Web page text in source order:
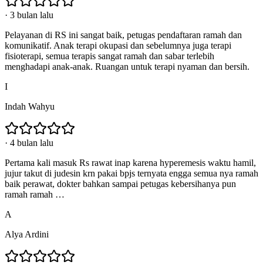
· 3 bulan lalu
Pelayanan di RS ini sangat baik, petugas pendaftaran ramah dan
komunikatif. Anak terapi okupasi dan sebelumnya juga terapi
fisioterapi, semua terapis sangat ramah dan sabar terlebih
menghadapi anak-anak. Ruangan untuk terapi nyaman dan bersih.
I
Indah Wahyu
· 4 bulan lalu
Pertama kali masuk Rs rawat inap karena hyperemesis waktu hamil,
jujur takut di judesin krn pakai bpjs ternyata engga semua nya ramah
baik perawat, dokter bahkan sampai petugas kebersihanya pun
ramah ramah …
A
Alya Ardini